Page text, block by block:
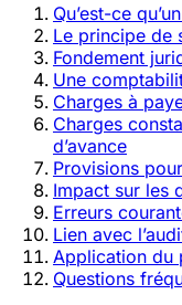
Qu’est-ce
Le principe de
Fondement
Une
Charges à
Charges
d’avance
Provisions
Impact sur les
Erreurs
Lien avec
Application du
Questions